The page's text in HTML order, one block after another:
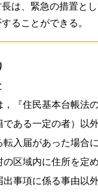
は、緊急の措置と
ることができる。
，『住民基本台帳法
である一定の者）以
転入届があった場合
の区域内に住所を定
出事項に係る事由以